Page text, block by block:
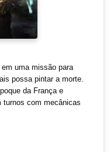
uma missão para
possa pintar a morte.
da França e
turnos com mecânicas